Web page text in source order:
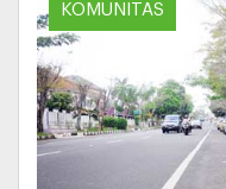
KOMUNITAS